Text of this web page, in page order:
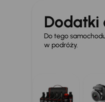
Dodatki
Do tego
w podróży.